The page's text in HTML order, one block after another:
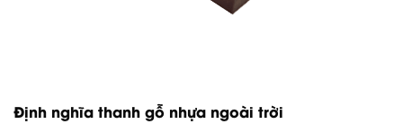
Định nghĩa thanh gỗ nhựa ngoài trời